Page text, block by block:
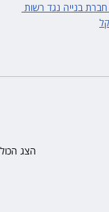
בנייה נגד רשות
הצג הכול